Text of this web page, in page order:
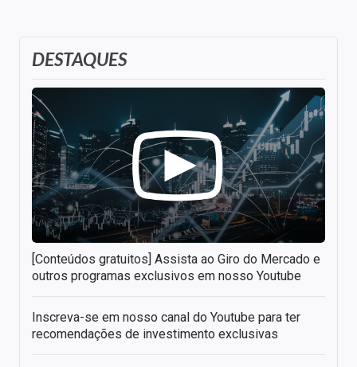
DESTAQUES
[Conteúdos gratuitos] Assista ao Giro do Mercado e
outros programas exclusivos em nosso Youtube
Inscreva-se em nosso canal do Youtube para ter
recomendações de investimento exclusivas